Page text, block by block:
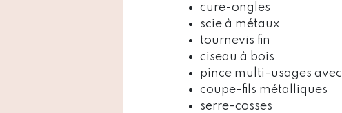
cure-ongles
scie à métaux
tournevis fin
ciseau à bois
pince multi-usages avec
coupe-fils métalliques
serre-cosses